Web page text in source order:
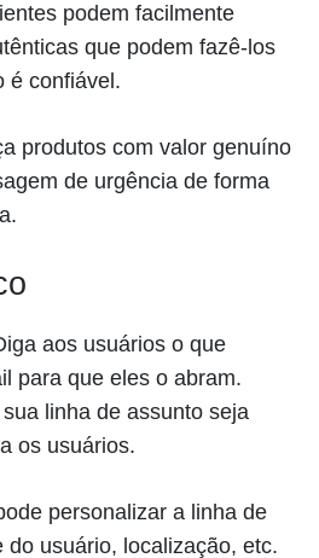
podem facilmente
que podem fazê-los
é confiável.
produtos com valor genuíno
de urgência de forma
aos usuários o que
para que eles o abram.
linha de assunto seja
os usuários.
personalizar a linha de
do usuário, localização, etc.